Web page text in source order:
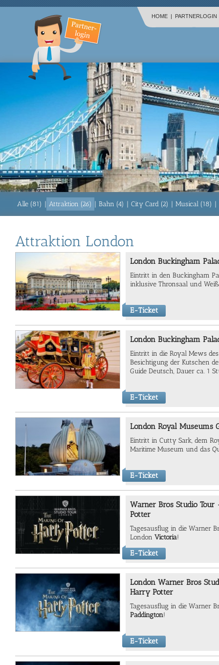
HOME | PARTNERLOGIN
Alle (81) | Attraktion (26) | Bahn (4) | City Card (2) | Musical (18) |
Attraktion London
London Buckingham
Eintritt in den Buckingham
inklusive Thronsaal und
E-Ticket
London Buckingham
Eintritt in die Royal Mews
Besichtigung der Kutschen
Guide Deutsch, Dauer ca. 1
E-Ticket
London Royal Museums
Eintritt in Cutty Sark, dem
Maritime Museum und das
E-Ticket
Warner Bros Studio
Potter
Tagesausflug in die Warner
London Victoria!
E-Ticket
London Warner Bros
Harry Potter
Tagesausflug in die Warner
Paddington!
E-Ticket